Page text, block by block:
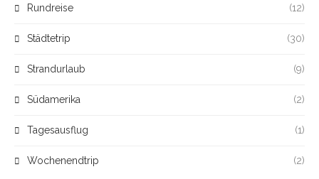
Rundreise (12)
Städtetrip (30)
Strandurlaub (9)
Südamerika (2)
Tagesausflug (1)
Wochenendtrip (2)